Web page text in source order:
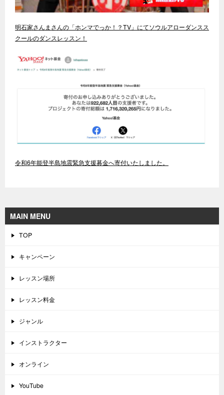
明石家さんまさんの「ホンマでっか！？TV」にてソウルアローダンスス
クールのダンスレッスン！
令和6年能登半島地震緊急支援募金へ寄付いたしました。
MAIN MENU
TOP
キャンペーン
レッスン場所
レッスン料金
ジャンル
インストラクター
オンライン
YouTube